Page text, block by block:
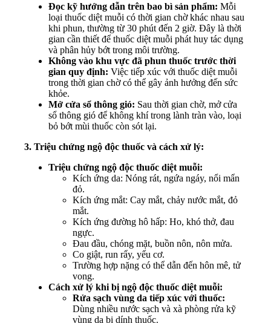
Đọc kỹ hướng dẫn trên bao bì sản phẩm: Mỗi
loại thuốc diệt muỗi có thời gian chờ khác nhau sau
khi phun, thường từ 30 phút đến 2 giờ. Đây là thời
gian cần thiết để thuốc diệt muỗi phát huy tác dụng
và phân hủy bớt trong môi trường.
Không vào khu vực đã phun thuốc trước thời
gian quy định: Việc tiếp xúc với thuốc diệt muỗi
trong thời gian chờ có thể gây ảnh hưởng đến sức
khỏe.
Mở cửa sổ thông gió: Sau thời gian chờ, mở cửa
sổ thông gió để không khí trong lành tràn vào, loại
bỏ bớt mùi thuốc còn sót lại.
3. Triệu chứng ngộ độc thuốc và cách xử lý:
Triệu chứng ngộ độc thuốc diệt muỗi:
Kích ứng da: Nóng rát, ngứa ngáy, nổi mẩn
đỏ.
Kích ứng mắt: Cay mắt, chảy nước mắt, đỏ
mắt.
Kích ứng đường hô hấp: Ho, khó thở, đau
ngực.
Đau đầu, chóng mặt, buồn nôn, nôn mửa.
Co giật, run rẩy, yếu cơ.
Trường hợp nặng có thể dẫn đến hôn mê, tử
vong.
Cách xử lý khi bị ngộ độc thuốc diệt muỗi:
Rửa sạch vùng da tiếp xúc với thuốc:
Dùng nhiều nước sạch và xà phòng rửa kỹ
vùng da bị dính thuốc.